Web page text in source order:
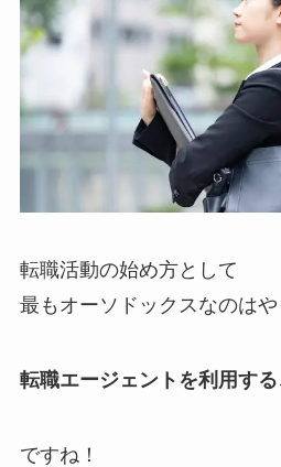
転職活動の始め方として
最もオーソドックスなのはや
転職エージェントを利用する
ですね！